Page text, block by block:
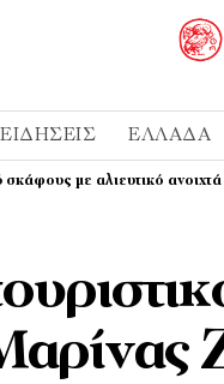
ΕΙΔΉΣΕΙΣ ΕΛΛΆΔΑ
σκάφους με αλιευτικό